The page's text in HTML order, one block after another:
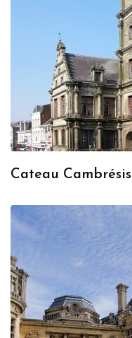
Cateau Cambrésis